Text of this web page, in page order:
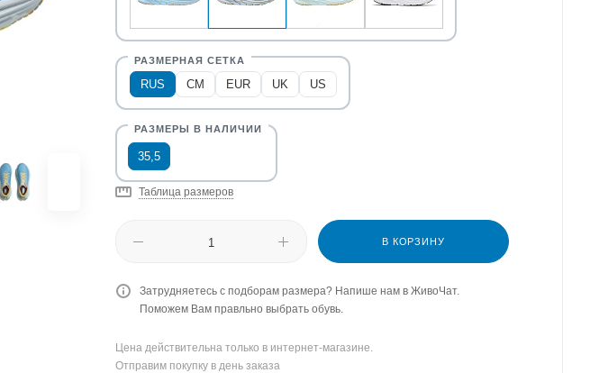
RUS CM EUR UK US
35,5
Таблица размеров
В КОРЗИНУ
Затрудняетесь с подборам размера? Напише нам в ЖивоЧат.
Поможем Вам правльно выбрать обувь.
Цена действительна только в интернет-магазине.
Отправим покупку в день заказа